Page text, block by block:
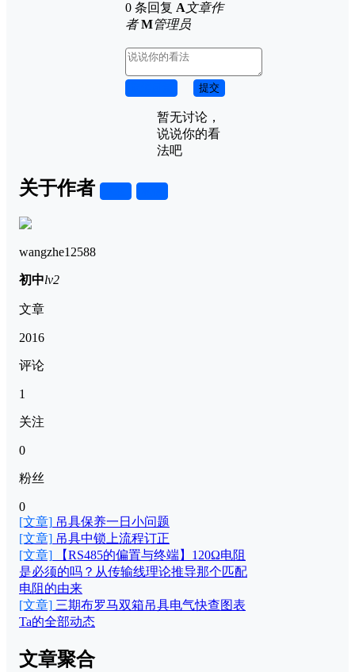
0 条回复 A文章作
者 M管理员
提交
暂无讨论，
说说你的看
法吧
关于作者
wangzhe12588
初中lv2
文章
2016
评论
1
关注
0
粉丝
0
[文章] 吊具保养一日小问题
[文章] 吊具中锁上流程订正
[文章] 【RS485的偏置与终端】120Ω电阻
是必须的吗？从传输线理论推导那个匹配
电阻的由来
[文章] 三期布罗马双箱吊具电气快查图表
Ta的全部动态
文章聚合